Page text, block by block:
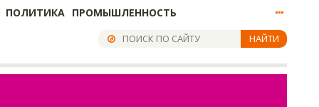
ПОЛИТИКА ПРОМЫШЛЕННОСТЬ
НАЙТИ